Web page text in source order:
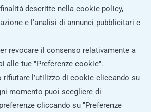
SEGNALA IL PROBLEMA NON LO
CHE CAMBIA LA LOGISTICA
ALLA NEWSLETTER
descritte nella cookie policy,
e l'analisi di annunci pubblicitari e
revocare il consenso relativamente a
alle tue "Preferenze cookie".
rifiutare l’utilizzo di cookie cliccando su
momento puoi scegliere di
cliccando su "Preferenze